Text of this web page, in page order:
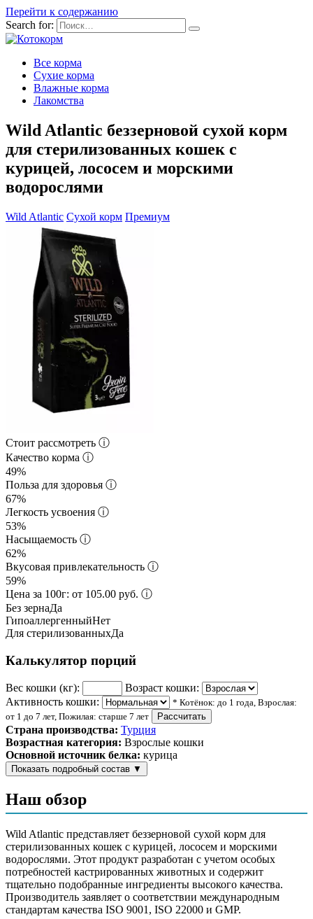
Перейти к содержанию
Search for:
Все корма
Сухие корма
Влажные корма
Лакомства
Wild Atlantic беззерновой сухой корм
для стерилизованных кошек с
курицей, лососем и морскими
водорослями
Wild Atlantic Сухой корм Премиум
Стоит рассмотреть ⓘ
Качество корма ⓘ
49%
Польза для здоровья ⓘ
67%
Легкость усвоения ⓘ
53%
Насыщаемость ⓘ
62%
Вкусовая привлекательность ⓘ
59%
Цена за 100г: от 105.00 руб. ⓘ
Без зернаДа
ГипоаллергенныйНет
Для стерилизованныхДа
Калькулятор порций
Вес кошки (кг):
Возраст кошки:
Активность кошки:
* Котёнок: до 1 года, Взрослая:
от 1 до 7 лет, Пожилая: старше 7 лет
Рассчитать
Страна производства: Турция
Возрастная категория: Взрослые кошки
Основной источник белка: курица
Показать подробный состав ▼
Состав корма
картофельные хлопья, рыбный белок (лосось), жир птицы
(курица), гидролизованный белок из мяса птицы (курица),
дегидрированное куриное яйцо, свекольная пульпа,
целлюлоза, рыбий жир (лосось), морские водоросли,
минералы и витамины, карнитин, таурин, DL метионин,
MOS, юкка, цикорий, инулин, имбирь, куркума, клюква,
натуральные антиоксиданты
Наш обзор
Wild Atlantic представляет беззерновой сухой корм для
стерилизованных кошек с курицей, лососем и морскими
водорослями. Этот продукт разработан с учетом особых
потребностей кастрированных животных и содержит
тщательно подобранные ингредиенты высокого качества.
Производитель заявляет о соответствии международным
стандартам качества ISO 9001, ISO 22000 и GMP.